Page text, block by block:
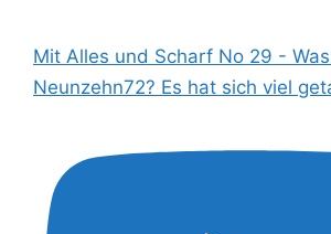
Mit Alles und Scharf No 29 -
Neunzehn72? Es hat sich viel